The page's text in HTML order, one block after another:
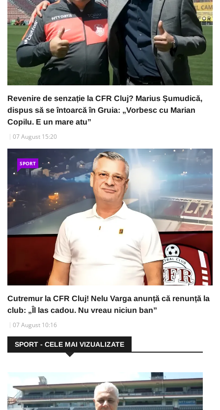
Revenire de senzație la CFR Cluj? Marius Șumudică,
dispus să se întoarcă în Gruia: „Vorbesc cu Marian
Copilu. E un mare atu”
07 August 15:20
SPORT
Cutremur la CFR Cluj! Nelu Varga anunță că renunță la
club: „Îl las cadou. Nu vreau niciun ban”
07 August 10:16
SPORT - CELE MAI VIZUALIZATE